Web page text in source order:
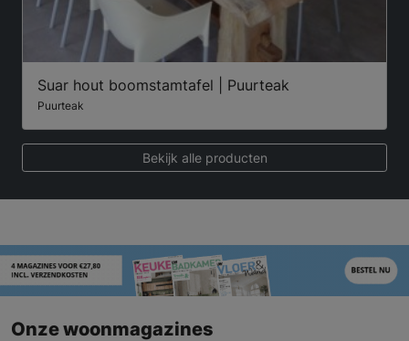
Suar hout boomstamtafel | Puurteak
Puurteak
Bekijk alle producten
Onze woonmagazines